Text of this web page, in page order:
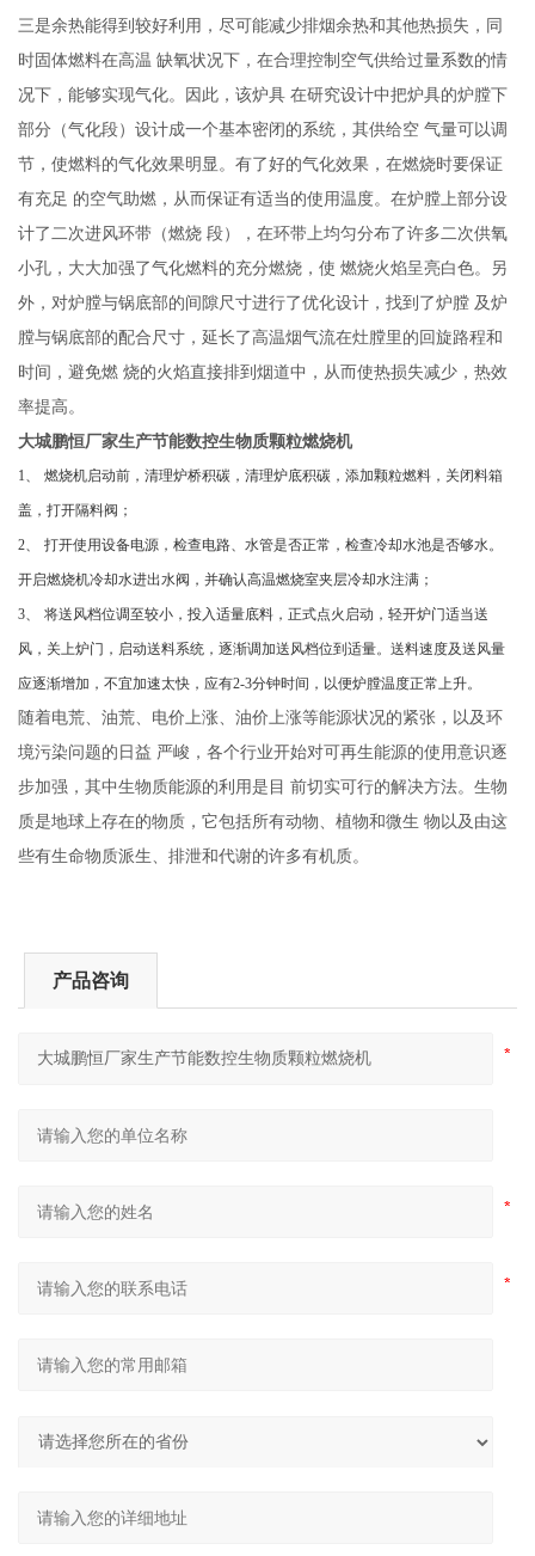
三是余热能得到较好利用，尽可能减少排烟余热和其他热损失，同
时固体燃料在高温 缺氧状况下，在合理控制空气供给过量系数的情
况下，能够实现气化。因此，该炉具 在研究设计中把炉具的炉膛下
部分（气化段）设计成一个基本密闭的系统，其供给空 气量可以调
节，使燃料的气化效果明显。有了好的气化效果，在燃烧时要保证
有充足 的空气助燃，从而保证有适当的使用温度。在炉膛上部分设
计了二次进风环带（燃烧 段），在环带上均匀分布了许多二次供氧
小孔，大大加强了气化燃料的充分燃烧，使 燃烧火焰呈亮白色。另
外，对炉膛与锅底部的间隙尺寸进行了优化设计，找到了炉膛 及炉
膛与锅底部的配合尺寸，延长了高温烟气流在灶膛里的回旋路程和
时间，避免燃 烧的火焰直接排到烟道中，从而使热损失减少，热效
率提高。
大城鹏恒厂家生产节能数控生物质颗粒燃烧机
1、 燃烧机启动前，清理炉桥积碳，清理炉底积碳，添加颗粒燃料，关闭料箱
盖，打开隔料阀；
2、 打开使用设备电源，检查电路、水管是否正常，检查冷却水池是否够水。
开启燃烧机冷却水进出水阀，并确认高温燃烧室夹层冷却水注满；
3、 将送风档位调至较小，投入适量底料，正式点火启动，轻开炉门适当送
风，关上炉门，启动送料系统，逐渐调加送风档位到适量。送料速度及送风量
应逐渐增加，不宜加速太快，应有2-3分钟时间，以便炉膛温度正常上升。
随着电荒、油荒、电价上涨、油价上涨等能源状况的紧张，以及环
境污染问题的日益 严峻，各个行业开始对可再生能源的使用意识逐
步加强，其中生物质能源的利用是目 前切实可行的解决方法。生物
质是地球上存在的物质，它包括所有动物、植物和微生 物以及由这
些有生命物质派生、排泄和代谢的许多有机质。
产品咨询